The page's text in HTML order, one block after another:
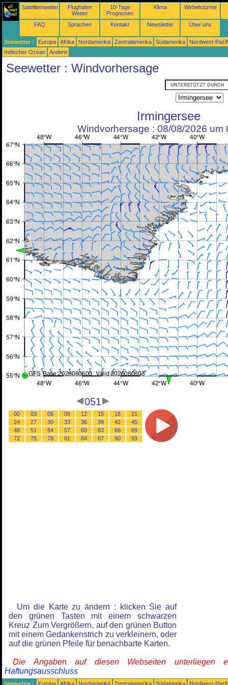
Satellitenwetter
Flughafen
Wetter
10-Tage
Prognosen
Klima Wirbelstürme
FAQ Sprachen Kontakt Newsletter Über uns
Seewetter : Europa Afrika Nordamerika Zentralamerika Südamerika
Nordwest-
Indischer Ozean
Andere
Seewetter : Windvorhersage
Irmingersee
Windvorhersage : 08/08/2026 um
051
00 03 06 09 12 15 18
21
24
27 30 33 36 39 42
45
48
51 54 57 60 63 66
69
72
75 78 81 84 87 90 93
Um die Karte zu ändern : klicken Sie auf
den grünen Tasten mit einem schwarzen
Kreuz Zum Vergrößern, auf den grünen Button
mit einem Gedankenstrich zu verkleinern, oder
auf die grünen Pfeile für benachbarte Karten.
Die Angaben auf diesen Webseiten unterliegen
Haftungsausschluss
Seewetter : Europa Afrika Nordamerika Zentralamerika Südamerika
Nordwest-